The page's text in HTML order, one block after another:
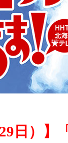
日）】